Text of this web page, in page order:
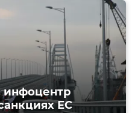
инфоцентр
ЕС